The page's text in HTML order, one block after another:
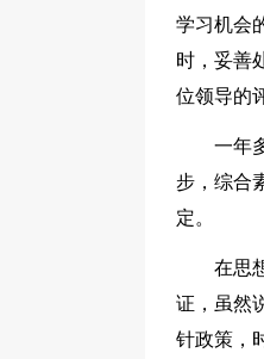
学习机会
时，妥善
位领导的
一年
步，综合
定。
在思
证，虽然
针政策，